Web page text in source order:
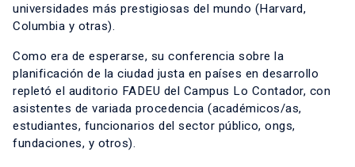
universidades más prestigiosas del mundo (Harvard,
Columbia y otras).
Como era de esperarse, su conferencia sobre la
planificación de la ciudad justa en países en desarrollo
repletó el auditorio FADEU del Campus Lo Contador, con
asistentes de variada procedencia (académicos/as,
estudiantes, funcionarios del sector público, ongs,
fundaciones, y otros).